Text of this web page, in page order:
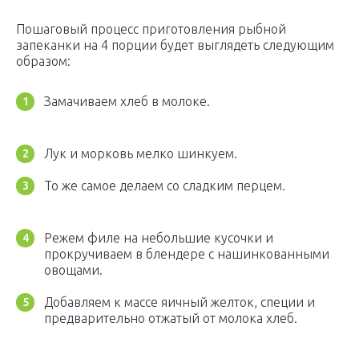
Пошаговый процесс приготовления рыбной
запеканки на 4 порции будет выглядеть следующим
образом:
Замачиваем хлеб в молоке.­
Лук и морковь мелко шинкуем.
То же самое делаем со сладким перцем.
Режем филе на небольшие кусочки и
прокручиваем в блендере с нашинкованными
овощами.
Добавляем к массе яичный желток, специи и
предварительно отжатый от молока хлеб.